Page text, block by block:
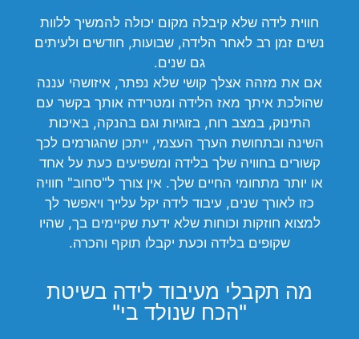
חווית לידה שלא קיבלה מקום יכולה להמשיך ללוות
נשים זמן רב לאחר הלידה, שבועות, חודשים ולעיתים
גם שנים.
אם את מזהה אצלך קושי שלא נפתר, איזושהי עננה
שהולכת איתך מאז הלידה ומטרידה אותך בקשר עם
התינוק, במצב רוח, בזוגיות וגם בהנקה, באיכות
השינה ובתחושת הערך העצמי, ייתכן שהגורמים לכך
קשורים בחוויה שלך בלידה ומשפיעים כעת על אחד
או יותר מתחומי החיים שלך. אין צורך ל"סחוב" חוויה
כזו לאורך שנים, עיבוד לידה יקל עלייך ויאפשר לך
למצוא חוזקות וכוחות שלא ידעת שקיימים בך, שהיו
שקופים בלידה וכעת יקבלו תוקף והכרה.
מה תקבלי מעיבוד לידה בשיטת
"הכח שנולד בי"